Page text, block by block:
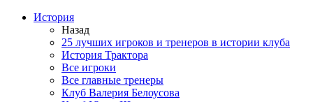
История
Назад
25 лучших игроков и тренеров в истории клуба
История Трактора
Все игроки
Все главные тренеры
Клуб Валерия Белоусова